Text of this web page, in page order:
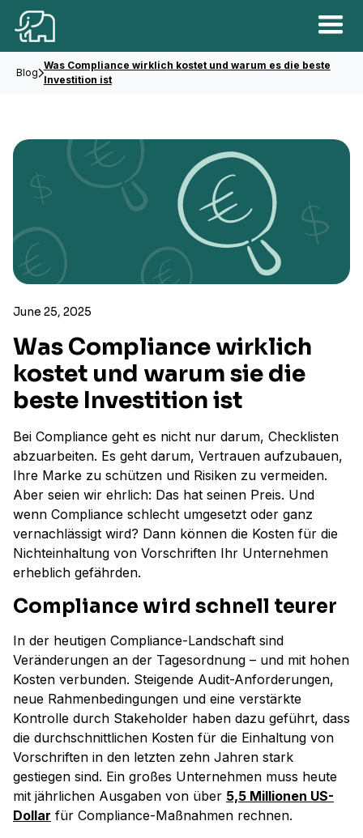
Blog
Was Compliance wirklich kostet und warum es die beste
Investition ist
June 25, 2025
Was Compliance wirklich
kostet und warum sie die
beste Investition ist
Bei Compliance geht es nicht nur darum, Checklisten
abzuarbeiten. Es geht darum, Vertrauen aufzubauen,
Ihre Marke zu schützen und Risiken zu vermeiden.
Aber seien wir ehrlich: Das hat seinen Preis. Und
wenn Compliance schlecht umgesetzt oder ganz
vernachlässigt wird? Dann können die Kosten für die
Nichteinhaltung von Vorschriften Ihr Unternehmen
erheblich gefährden.
Compliance wird schnell teurer
In der heutigen Compliance-Landschaft sind
Veränderungen an der Tagesordnung – und mit hohen
Kosten verbunden. Steigende Audit-Anforderungen,
neue Rahmenbedingungen und eine verstärkte
Kontrolle durch Stakeholder haben dazu geführt, dass
die durchschnittlichen Kosten für die Einhaltung von
Vorschriften in den letzten zehn Jahren stark
gestiegen sind. Ein großes Unternehmen muss heute
mit jährlichen Ausgaben von über 5,5 Millionen US-
Dollar für Compliance-Maßnahmen rechnen.